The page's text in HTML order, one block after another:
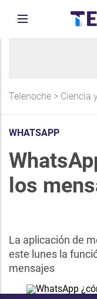
Telenoche > Ciencia
WHATSAPP
los
La aplicación de
este lunes la
mensajes